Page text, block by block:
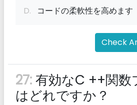
D. コードの柔軟性を高めます
Check
27:有効なC ++関
はどれですか？